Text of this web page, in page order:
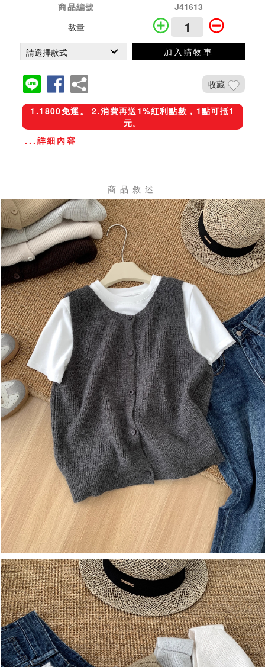
商品編號
J41613
數量
加入購物車
收藏
1.1800免運。 2.消費再送1%紅利點數，1點可抵1
元。
...詳細內容
商品敘述